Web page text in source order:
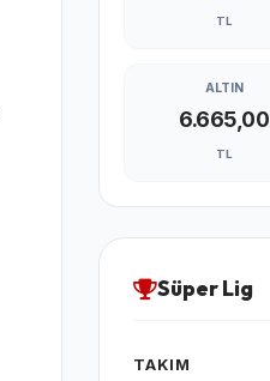
TL
ALTIN
6.665,00
TL
Süper Lig
TAKIM